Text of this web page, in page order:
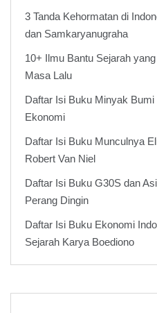
3 Tanda Kehormatan di
dan Samkaryanugraha
10+ Ilmu Bantu Sejarah
Masa Lalu
Daftar Isi Buku Minyak
Ekonomi
Daftar Isi Buku Munculnya
Robert Van Niel
Daftar Isi Buku G30S dan
Perang Dingin
Daftar Isi Buku Ekonomi
Sejarah Karya Boediono